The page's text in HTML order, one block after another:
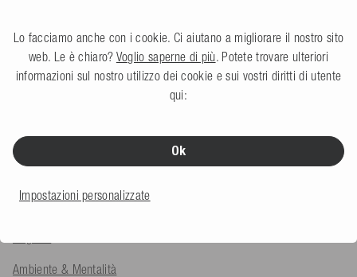
Reclami
AZIENDA
Team
Ambiente & Mentalità
Lo facciamo anche con i cookie. Ci aiutano a migliorare il nostro sito
web. Le è chiaro? Voglio saperne di più . Potete trovare ulteriori
informazioni sul nostro utilizzo dei cookie e sui vostri diritti di utente
qui:
Ok
Impostazioni personalizzate